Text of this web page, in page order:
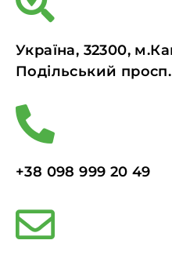
Україна, 32300,
Подільський
+38 098 999 20 49